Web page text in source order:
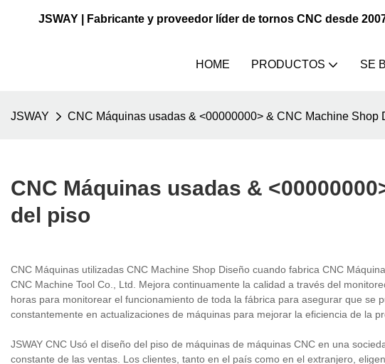
JSWAY | Fabricante y proveedor líder de tornos CNC desde
HOME PRODUCTOS SE
JSWAY CNC Máquinas usadas & <00000000> & CNC Machine Shop
CNC Máquinas usadas &
del piso
CNC Máquinas utilizadas CNC Machine Shop Diseño cuando fabrica CNC
CNC Machine Tool Co., Ltd. Mejora continuamente la calidad a través del
horas para monitorear el funcionamiento de toda la fábrica para asegurar que se
constantemente en actualizaciones de máquinas para mejorar la eficiencia de la
JSWAY CNC Usó el diseño del piso de máquinas de máquinas CNC en una
constante de las ventas. Los clientes, tanto en el país como en el extranjero,